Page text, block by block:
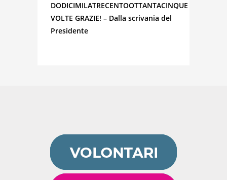
DODICIMILATRECENTOOTTANTACINQUE
VOLTE GRAZIE! – Dalla scrivania del
Presidente